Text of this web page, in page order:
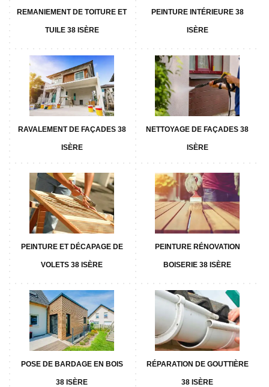
REMANIEMENT DE TOITURE ET
TUILE 38 ISÈRE
PEINTURE INTÉRIEURE 38
ISÈRE
RAVALEMENT DE FAÇADES 38
ISÈRE
NETTOYAGE DE FAÇADES 38
ISÈRE
PEINTURE ET DÉCAPAGE DE
VOLETS 38 ISÈRE
PEINTURE RÉNOVATION
BOISERIE 38 ISÈRE
POSE DE BARDAGE EN BOIS
38 ISÈRE
RÉPARATION DE GOUTTIÈRE
38 ISÈRE